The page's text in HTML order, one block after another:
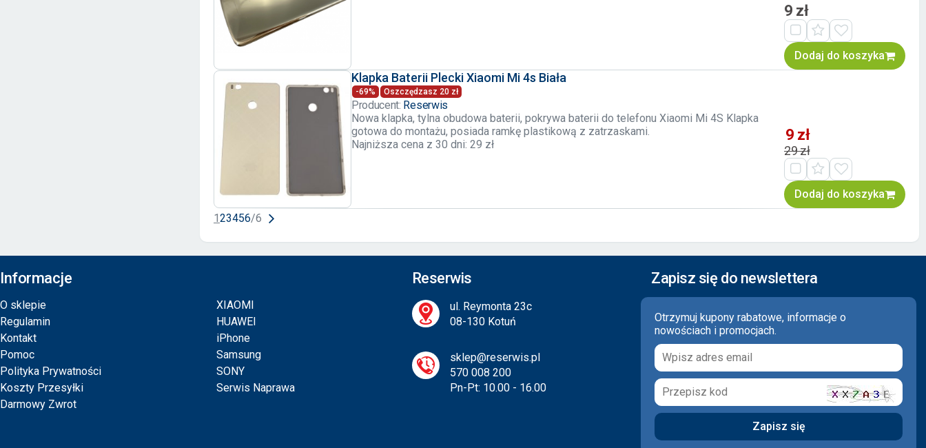
9 zł
Dodaj do koszyka
Klapka Baterii Plecki Xiaomi Mi 4s Biała
-69% Oszczędzasz 20 zł
Producent: Reserwis
Nowa klapka, tylna obudowa baterii, pokrywa baterii do telefonu Xiaomi Mi 4S Klapka
gotowa do montażu, posiada ramkę plastikową z zatrzaskami.
Najniższa cena z 30 dni: 29 zł
9 zł
29 zł
Dodaj do koszyka
123456/6
Informacje
O sklepie
Regulamin
Kontakt
Pomoc
Polityka Prywatności
Koszty Przesyłki
Darmowy Zwrot
XIAOMI
HUAWEI
iPhone
Samsung
SONY
Serwis Naprawa
Reserwis
ul. Reymonta 23c
08-130 Kotuń
sklep@reserwis.pl
570 008 200
Pn-Pt: 10.00 - 16.00
Zapisz się do newslettera
Otrzymuj kupony rabatowe, informacje o
nowościach i promocjach.